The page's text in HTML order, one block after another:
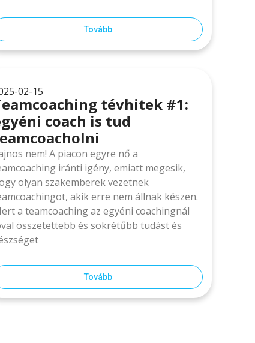
Tovább
02-15
tévhitek #1:
coach is tud
nem! A piacon egyre nő a
iránti igény, emiatt megesik,
olyan szakemberek vezetnek
akik erre nem állnak készen.
a teamcoaching az egyéni coachingnál
összetettebb és sokrétűbb tudást és
Tovább